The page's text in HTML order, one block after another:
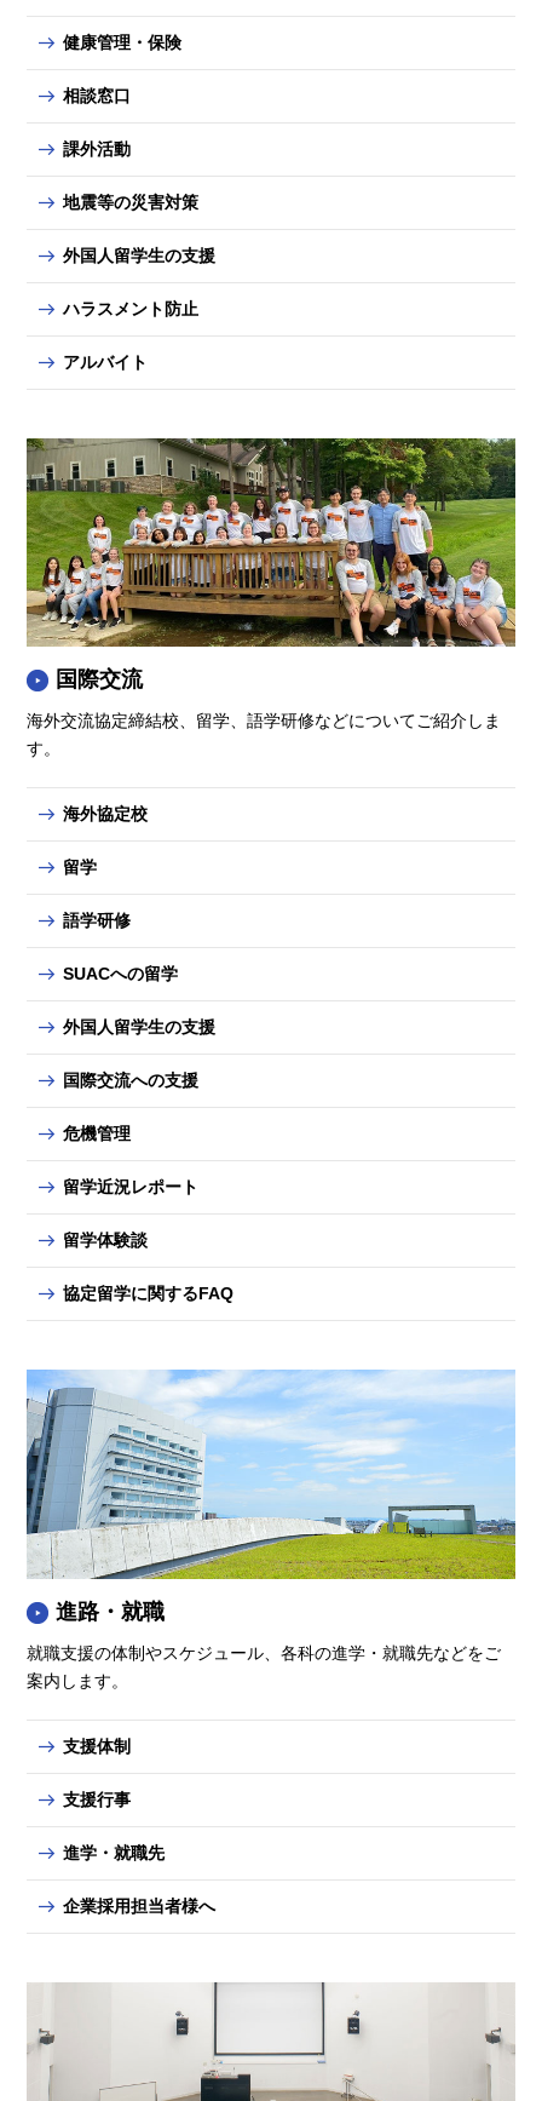
健康管理・保険
相談窓口
課外活動
地震等の災害対策
外国人留学生の支援
ハラスメント防止
アルバイト
国際交流
海外交流協定締結校、留学、語学研修などについてご紹介しま
す。
海外協定校
留学
語学研修
SUACへの留学
外国人留学生の支援
国際交流への支援
危機管理
留学近況レポート
留学体験談
協定留学に関するFAQ
進路・就職
就職支援の体制やスケジュール、各科の進学・就職先などをご
案内します。
支援体制
支援行事
進学・就職先
企業採用担当者様へ